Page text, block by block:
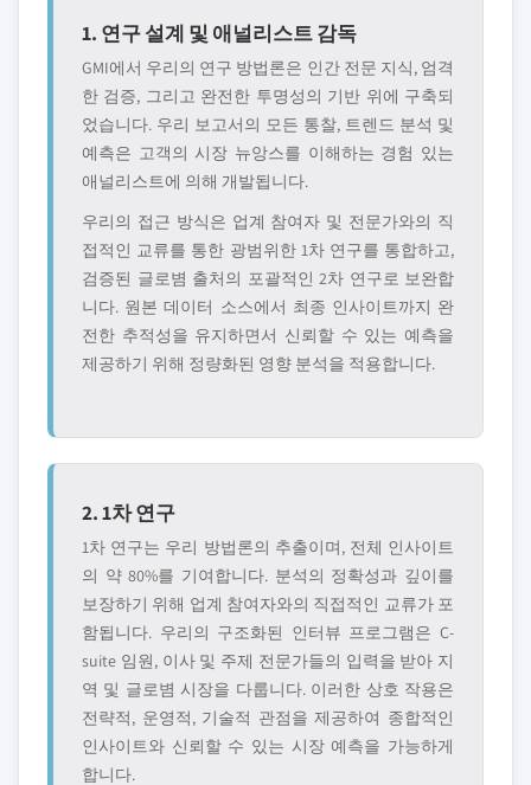
1. 연구 설계 및 애널리스트 감독
GMI에서 우리의 연구 방법론은 인간 전문 지식, 엄격
한 검증, 그리고 완전한 투명성의 기반 위에 구축되
었습니다. 우리 보고서의 모든 통찰, 트렌드 분석 및
예측은 고객의 시장 뉴앙스를 이해하는 경험 있는
애널리스트에 의해 개발됩니다.
우리의 접근 방식은 업계 참여자 및 전문가와의 직
접적인 교류를 통한 광범위한 1차 연구를 통합하고,
검증된 글로볌 출처의 포괄적인 2차 연구로 보완합
니다. 원본 데이터 소스에서 최종 인사이트까지 완
전한 추적성을 유지하면서 신뢰할 수 있는 예측을
제공하기 위해 정량화된 영향 분석을 적용합니다.
2. 1차 연구
1차 연구는 우리 방법론의 추출이며, 전체 인사이트
의 약 80%를 기여합니다. 분석의 정확성과 깊이를
보장하기 위해 업계 참여자와의 직접적인 교류가 포
함됩니다. 우리의 구조화된 인터뷰 프로그램은 C-
suite 임원, 이사 및 주제 전문가들의 입력을 받아 지
역 및 글로볌 시장을 다룹니다. 이러한 상호 작용은
전략적, 운영적, 기술적 관점을 제공하여 종합적인
인사이트와 신뢰할 수 있는 시장 예측을 가능하게
합니다.